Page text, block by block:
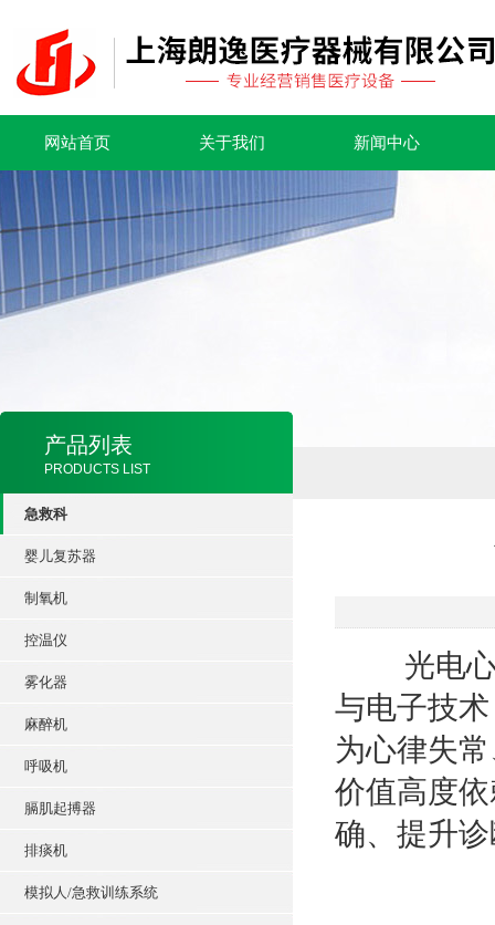
网站首页 关于我们 新闻中心
产品列表
PRODUCTS LIST
急救科
婴儿复苏器
制氧机
控温仪
雾化器
麻醉机
呼吸机
膈肌起搏器
排痰机
模拟人/急救训练系统
光电心电
与电子技
为心律失
价值高度
确、提升